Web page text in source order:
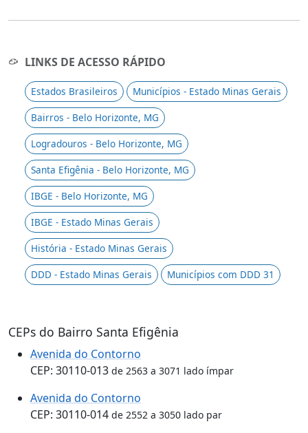
LINKS DE ACESSO RÁPIDO
Estados Brasileiros
Municípios - Estado Minas Gerais
Bairros - Belo Horizonte, MG
Logradouros - Belo Horizonte, MG
Santa Efigênia - Belo Horizonte, MG
IBGE - Belo Horizonte, MG
IBGE - Estado Minas Gerais
História - Estado Minas Gerais
DDD - Estado Minas Gerais
Municípios com DDD 31
CEPs do Bairro Santa Efigênia
Avenida do Contorno
CEP: 30110-013 de 2563 a 3071 lado ímpar
Avenida do Contorno
CEP: 30110-014 de 2552 a 3050 lado par